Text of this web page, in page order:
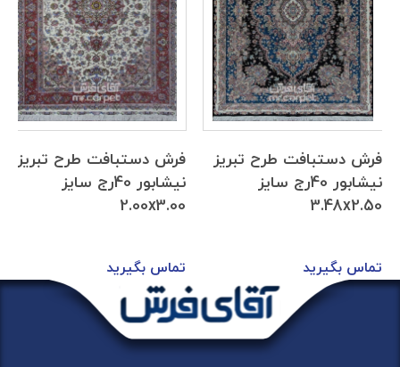
فرش دستبافت طرح تبریز
نیشابور 40رج سایز
3.48x2.50
تماس بگیرید
فرش دستبافت طرح تبریز
نیشابور 40رج سایز
2.00x3.00
تماس بگیرید